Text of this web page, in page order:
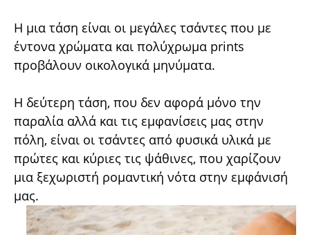
Η μια τάση είναι οι μεγάλες τσάντες που με
έντονα χρώματα και πολύχρωμα prints
προβάλουν οικολογικά μηνύματα.
Η δεύτερη τάση, που δεν αφορά μόνο την
παραλία αλλά και τις εμφανίσεις μας στην
πόλη, είναι οι τσάντες από φυσικά υλικά με
πρώτες και κύριες τις ψάθινες, που χαρίζουν
μια ξεχωριστή ρομαντική νότα στην εμφάνισή
μας.